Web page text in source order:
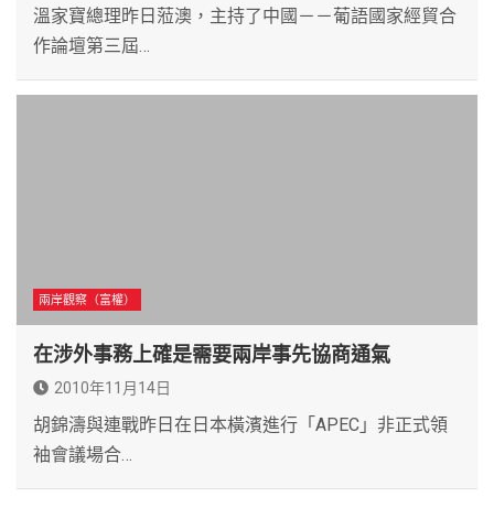
溫家寶總理昨日蒞澳，主持了中國－－葡語國家經貿合
作論壇第三屆…
兩岸觀察（富權）
在涉外事務上確是需要兩岸事先協商通氣
2010年11月14日
胡錦濤與連戰昨日在日本橫濱進行「APEC」非正式領
袖會議場合…